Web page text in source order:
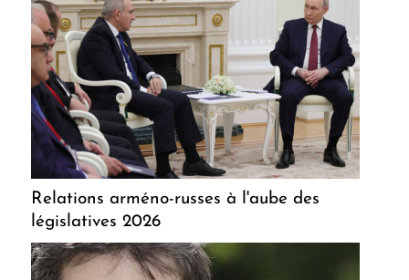
Relations arméno-russes à l'aube des
législatives 2026